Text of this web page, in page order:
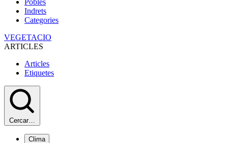
Pobles
Indrets
Categories
VEGETACIO
ARTICLES
Articles
Etiquetes
Cercar…
Clima